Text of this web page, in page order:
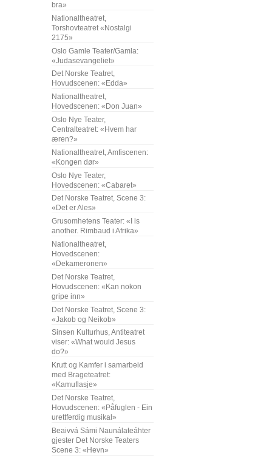
bra»
Nationaltheatret,
Torshovteatret «Nostalgi
2175»
Oslo Gamle Teater/Gamla:
«Judasevangeliet»
Det Norske Teatret,
Hovudscenen: «Edda»
Nationaltheatret,
Hovedscenen: «Don Juan»
Oslo Nye Teater,
Centralteatret: «Hvem har
æren?»
Nationaltheatret, Amfiscenen:
«Kongen dør»
Oslo Nye Teater,
Hovedscenen: «Cabaret»
Det Norske Teatret, Scene 3:
«Det er Ales»
Grusomhetens Teater: «I is
another. Rimbaud i Afrika»
Nationaltheatret,
Hovedscenen:
«Dekameronen»
Det Norske Teatret,
Hovudscenen: «Kan nokon
gripe inn»
Det Norske Teatret, Scene 3:
«Jakob og Neikob»
Sinsen Kulturhus, Antiteatret
viser: «What would Jesus
do?»
Krutt og Kamfer i samarbeid
med Brageteatret:
«Kamuflasje»
Det Norske Teatret,
Hovudscenen: «Påfuglen - Ein
urettferdig musikal»
Beaivvá Sámi Naunálateáhter
gjester Det Norske Teaters
Scene 3: «Hevn»